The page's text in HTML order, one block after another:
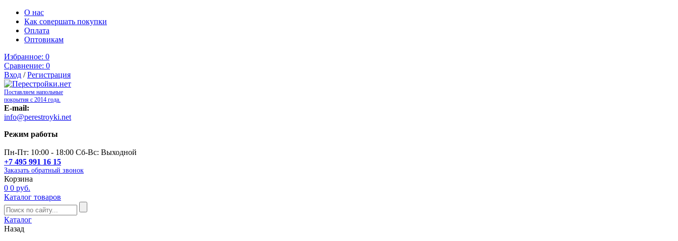
О нас
Как совершать покупки
Оплата
Оптовикам
Избранное: 0
Сравнение: 0
Вход /Регистрация
Поставляем напольные
покрытия с 2014 года.
E-mail:
info@perestroyki.net
Режим работы
Пн-Пт: 10:00 - 18:00 Сб-Вс: Выходной
+7 495 991 16 15
Заказать обратный звонок
Корзина
0 0 руб.
Каталог товаров
Каталог
Назад